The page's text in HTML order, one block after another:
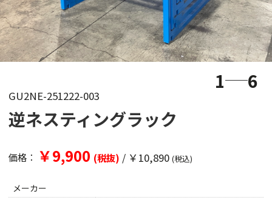
1 6
GU2NE-251222-003
逆ネスティングラック
価格： ￥9,900 (税抜) / ￥10,890 (税込)
メーカー